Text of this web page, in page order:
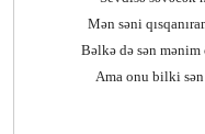
Mən səni
Bəlkə də sən
Ama onu bilki sən